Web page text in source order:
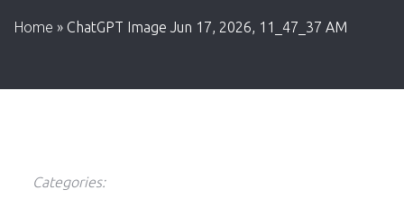
Home » ChatGPT Image Jun 17, 2026, 11_47_37 AM
Categories: